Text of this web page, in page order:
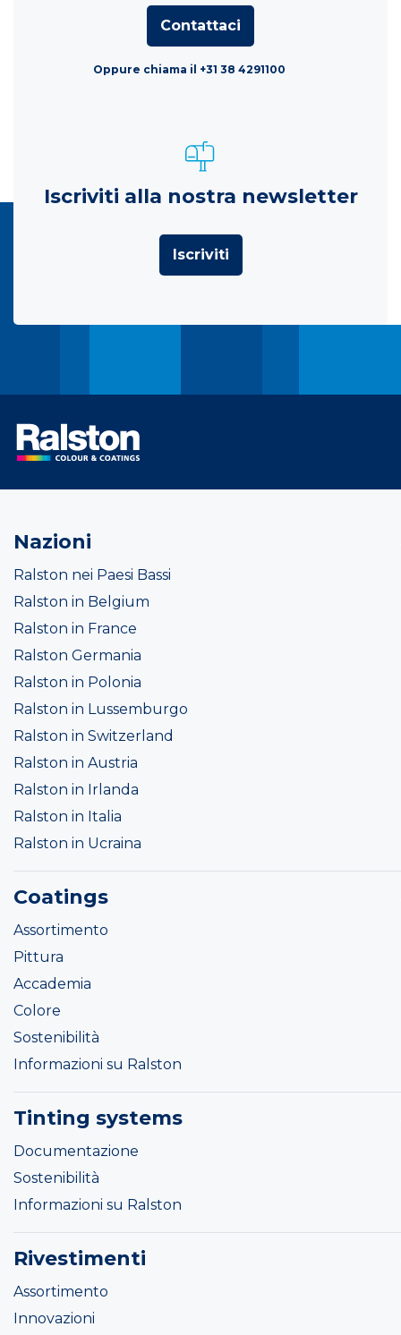
Contattaci
Oppure chiama il +31 38 4291100
Iscriviti alla nostra newsletter
Iscriviti
Nazioni
Ralston nei Paesi Bassi
Ralston in Belgium
Ralston in France
Ralston Germania
Ralston in Polonia
Ralston in Lussemburgo
Ralston in Switzerland
Ralston in Austria
Ralston in Irlanda
Ralston in Italia
Ralston in Ucraina
Coatings
Assortimento
Pittura
Accademia
Colore
Sostenibilità
Informazioni su Ralston
Tinting systems
Documentazione
Sostenibilità
Informazioni su Ralston
Rivestimenti
Assortimento
Innovazioni